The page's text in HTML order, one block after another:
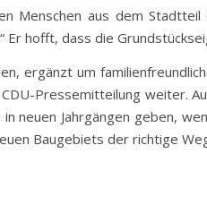
Menschen aus dem
Er hofft, dass die
ergänzt um
Pressemitteilung weiter.
neuen Jahrgängen geben,
Baugebiets der richtige